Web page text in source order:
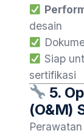
desain
Siap
sertifikasi
5.
(O&M)